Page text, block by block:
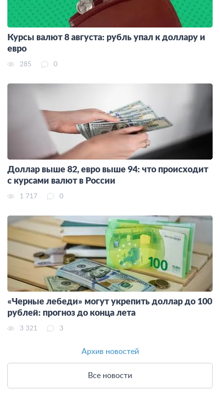
Курсы валют 8 августа: рубль упал к доллару и
евро
285 0
Доллар выше 82, евро выше 94: что происходит
с курсами валют в России
1 717 0
«Черные лебеди» могут укрепить доллар до 100
рублей: прогноз до конца лета
3 321 3
Архив новостей
Все новости